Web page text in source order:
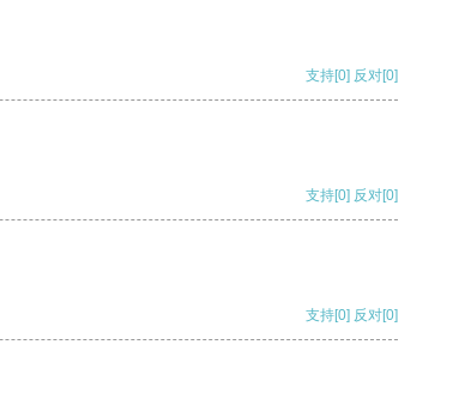
支持[0] 反对[0]
支持[0] 反对[0]
支持[0] 反对[0]